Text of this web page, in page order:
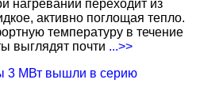
нагревании переходит из
активно поглощая тепло.
температуру в течение
выглядят почти ...>>
3 МВт вышли в серию